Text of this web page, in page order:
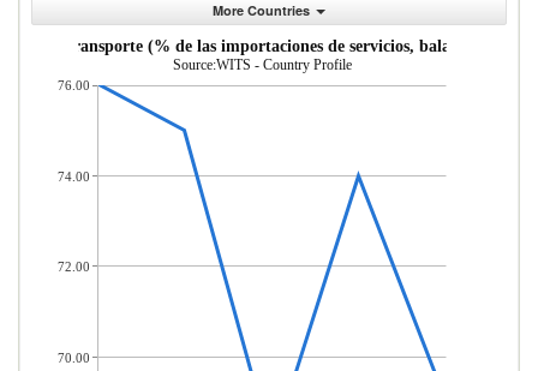
More Countries
de transporte (% de las importaciones de servicios, balanza de
Source:WITS - Country Profile
76.00
74.00
72.00
70.00